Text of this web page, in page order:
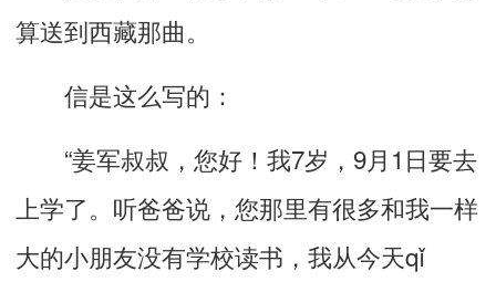
算送到西藏那曲。
信是这么写的：
“姜军叔叔，您好！我7岁，9月1日要去
上学了。听爸爸说，您那里有很多和我一样
大的小朋友没有学校读书，我从今天qǐ